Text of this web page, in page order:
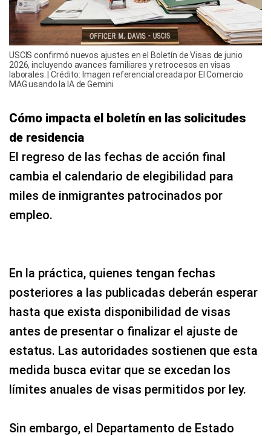
USCIS confirmó nuevos ajustes en el Boletín de Visas de junio
2026, incluyendo avances familiares y retrocesos en visas
laborales. | Crédito: Imagen referencial creada por El Comercio
MAG usando la IA de Gemini
Cómo impacta el boletín en las solicitudes
de residencia
El regreso de las fechas de acción final
cambia el calendario de elegibilidad para
miles de inmigrantes patrocinados por
empleo.
En la práctica, quienes tengan fechas
posteriores a las publicadas deberán esperar
hasta que exista disponibilidad de visas
antes de presentar o finalizar el ajuste de
estatus. Las autoridades sostienen que esta
medida busca evitar que se excedan los
límites anuales de visas permitidos por ley.
Sin embargo, el Departamento de Estado